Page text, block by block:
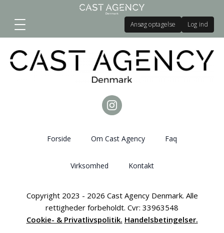
Ansøg optagelse Log ind
Forside Om Cast Agency Faq
Virksomhed Kontakt
Copyright 2023 - 2026 Cast Agency Denmark. Alle
rettigheder forbeholdt. Cvr: 33963548
Cookie- & Privatlivspolitik. Handelsbetingelser.